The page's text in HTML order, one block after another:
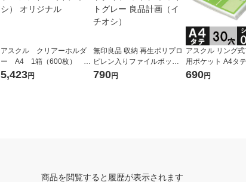
アスクル クリアーホルダ
ー A4 1箱（600枚） ス
タンダード ファイル（イ
チオシ） オリジナル
5,423円
無印良品 収納 再生ポリプロ
ピレン入りファイルボック
ス スタンダードタイプ ワイ
790円
アスクル リング
用ポケット A4タ
さ0.06mm 1袋（
690円
商品を閲覧すると履歴が表示されます